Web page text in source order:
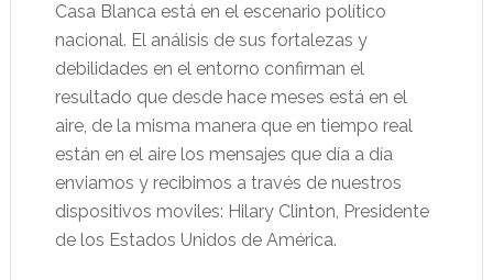
Casa Blanca está en el escenario político
nacional. El análisis de sus fortalezas y
debilidades en el entorno confirman el
resultado que desde hace meses está en el
aire, de la misma manera que en tiempo real
están en el aire los mensajes que día a día
enviamos y recibimos a través de nuestros
dispositivos moviles: Hilary Clinton, Presidente
de los Estados Unidos de América.